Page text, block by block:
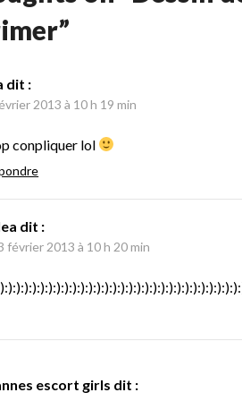
”
dit :
2013 à 10 h 19 min
conpliquer lol
dit :
février 2013 à 10 h 20 min
escort girls dit :